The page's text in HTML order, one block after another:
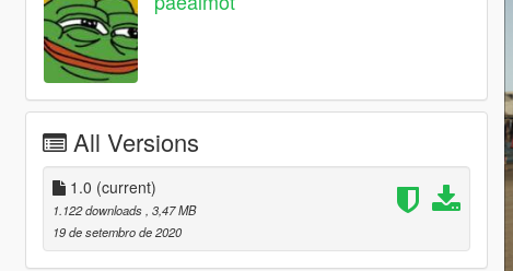
All Versions
1.0 (current)
1.122 downloads , 3,47 MB
19 de setembro de 2020